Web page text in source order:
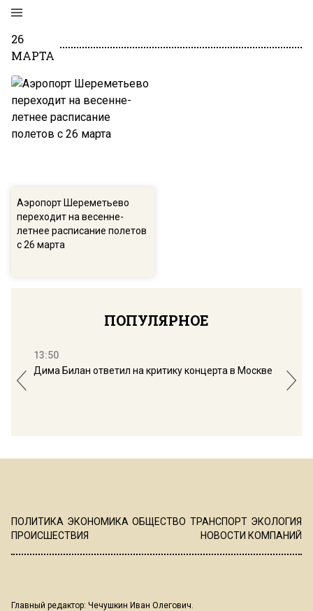
26
МАРТА
Аэропорт Шереметьево
переходит на весенне-
летнее расписание полетов
с 26 марта
ПОПУЛЯРНОЕ
13:50
Дима Билан ответил на критику концерта в Москве
ПОЛИТИКА ЭКОНОМИКА ОБЩЕСТВО ТРАНСПОРТ ЭКОЛОГИЯ
ПРОИСШЕСТВИЯ
НОВОСТИ КОМПАНИЙ
Главный редактор: Чечушкин Иван Олегович.